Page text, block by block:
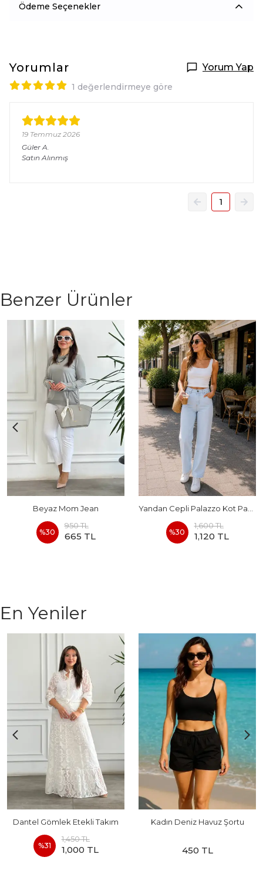
Ödeme Seçenekler
Yorumlar Yorum Yap
1 değerlendirmeye göre
19 Temmuz 2026
Güler A.
Satın Alınmış
1
Benzer Ürünler
Beyaz Mom Jean
%30
950 TL
665 TL %30
1,600 TL
1,120 TL
En Yeniler
Dantel Gömlek Etekli Takım
%31
1,450 TL
1,000 TL
Kadın Deniz Havuz Şortu
450 TL